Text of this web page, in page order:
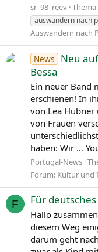
sr_98_reev Thema
auswandern nach
Auswandern nach
News
Neu
Bessa
Ein neuer Band
erschienen! In
von Lea Hübner
von Frauen
haben: Wir …
Portugal-News
Forum: Kultur und
F Für
Hallo
diesem Weg
darum geht